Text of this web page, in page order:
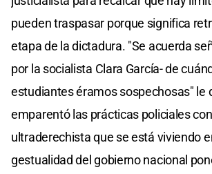
pueden traspasar porque significa
etapa de la dictadura. "Se acuerda
por la socialista Clara García- de
estudiantes éramos sospechosas" le
emparentó las prácticas policiales
ultraderechista que se está viviendo
gestualidad del gobierno nacional